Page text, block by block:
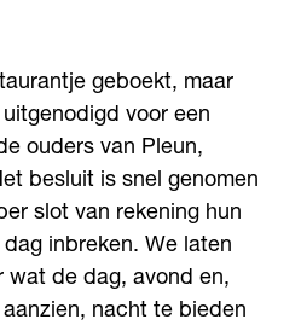
geboekt, maar
voor een
ouders van Pleun,
besluit is snel genomen
slot van rekening hun
inbreken. We laten
wat de dag, avond en,
nacht te bieden